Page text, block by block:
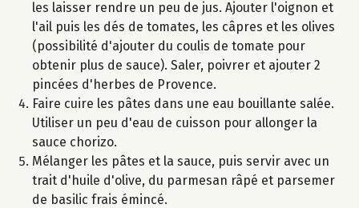
les laisser rendre un peu de jus. Ajouter l'oignon et
l'ail puis les dés de tomates, les câpres et les olives
(possibilité d'ajouter du coulis de tomate pour
obtenir plus de sauce). Saler, poivrer et ajouter 2
pincées d'herbes de Provence.
Faire cuire les pâtes dans une eau bouillante salée.
Utiliser un peu d'eau de cuisson pour allonger la
sauce chorizo.
Mélanger les pâtes et la sauce, puis servir avec un
trait d'huile d'olive, du parmesan râpé et parsemer
de basilic frais émincé.